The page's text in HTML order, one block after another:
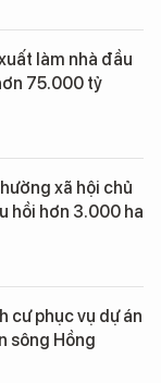
làm nhà đầu
75.000 tỷ
xã hội chủ
hồi hơn 3.000 ha
cư phục vụ dự án
sông Hồng